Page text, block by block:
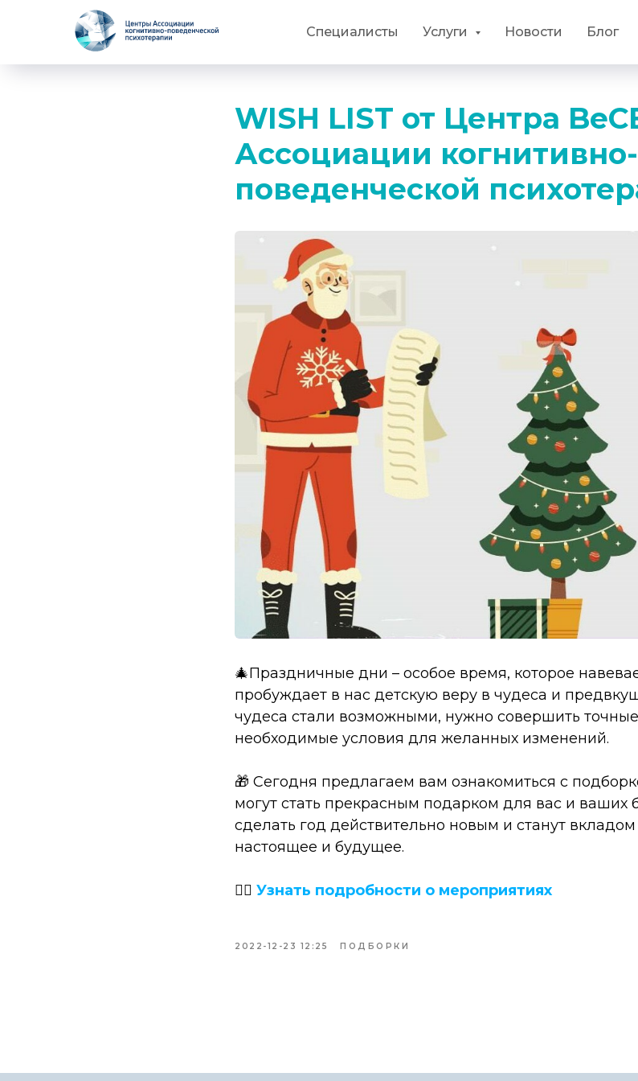
Специалисты Услуги Новости Блог
WISH LIST от Центра
Ассоциации когнитивно-
поведенческой
🎄Праздничные дни – особое время, которое
пробуждает в нас детскую веру в чудеса и
чудеса стали возможными, нужно совершить
необходимые условия для желанных изменений.
🎁 Сегодня предлагаем вам ознакомиться с
могут стать прекрасным подарком для вас и ваших
сделать год действительно новым и станут
настоящее и будущее.
👉🏻 Узнать подробности о мероприятиях
2022-12-23 12:25 ПОДБОРКИ